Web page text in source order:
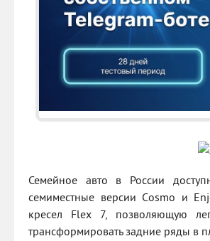
Семейное авто в России
семиместные версии Сosmo и
кресел Flex 7, позволяющую
трансформировать задние ряды в